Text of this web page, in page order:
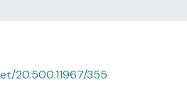
20.500.11967/355